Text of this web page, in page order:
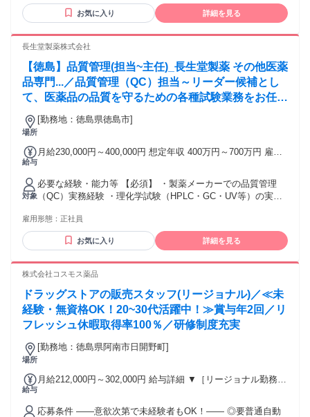
部出身または薬剤師資格保有者 【求める人物像】 ★コミュニ
ケーション力 ★自律的な学習と論理的志向 ★マルチタスク遂
歴：大学院 大学 語学力： 資格：
お気に入り 詳細を見る
長生堂製薬株式会社
【徳島】品質管理(担当~主任)_長生堂製薬 その他医薬
品専門...／品質管理（QC）担当～リーダー候補とし
て、医薬品の品質を守るための各種試験業務をお任せ
します。「予測→検証」の繰り返しに面白さを感じら
れる方に、やりがいのある仕事です。
場所
[勤務地：徳島県徳島市]
給与
月給230,000円～400,000円 想定年収 400万円～700万円 雇用
給￥230,000～￥400,000 基本給￥230,000～￥400,000を含む/
月 ■賞与実績:年2回（7月・12月） 諸手当：通勤手当（会社規
定に基づき支給）、残業手当（残業時間に応じて別途支給）
試用期間 有 期間：3ヶ月 備考：変更無
対象
必要な経験・能力等 【必須】 ・製薬メーカーでの品質管理
（QC）実務経験 ・理化学試験（HPLC・GC・UV等）の実務
経験 ・薬剤師免許 ・安定性試験・分析法バリデーションの経
験 ・GMP文書（試験記録・SOP）の作成・改訂経験 ・
OOS/OOT調査・逸脱管理・CAPAの実務経験 学歴・資格 学
雇用形態： 正社員
お気に入り 詳細を見る
株式会社コスモス薬品
ドラッグストアの販売スタッフ(リージョナル)／≪未
経験・無資格OK！20~30代活躍中！≫賞与年2回／リ
フレッシュ休暇取得率100％／研修制度充実
場所
[勤務地：徳島県阿南市日開野町]
給与
月給212,000円～302,000円 給与詳細 ▼［リージョナル勤務］
（残業時間 月2h程度） 247,000円～277,000円 【スキルアッ
応募条件 ――意欲次第で未経験者もOK！―― ◎要普通自動